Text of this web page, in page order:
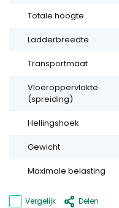
Totale hoogte
Ladderbreedte
Transportmaat
Vloeroppervlakte
(spreiding)
Hellingshoek
Gewicht
Maximale belasting
Vergelijk Delen